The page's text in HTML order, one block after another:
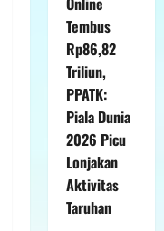
Tembus
Rp86,82
Triliun,
PPATK:
Piala Dunia
2026 Picu
Lonjakan
Aktivitas
Taruhan